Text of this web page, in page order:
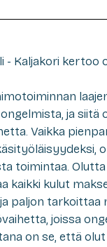
ja siitä
Vaikka
toimintaa.
kaikki kulut
paljon tarkoittaa
joissa
on se, että